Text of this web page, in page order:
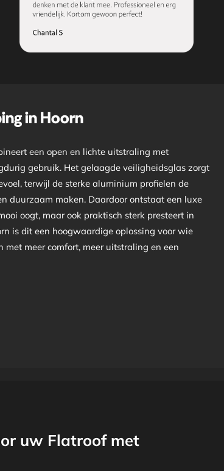
in Hoorn
een open en lichte uitstraling met
gebruik. Het gelaagde veiligheidsglas zorgt
terwijl de sterke aluminium profielen de
duurzaam maken. Daardoor ontstaat een luxe
oogt, maar ook praktisch sterk presteert in
is dit een hoogwaardige oplossing voor wie
meer comfort, meer uitstraling en een
uw Flatroof met